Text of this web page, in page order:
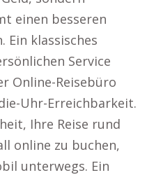
einen besseren
Ein klassisches
Service
Online-Reisebüro
Uhr-Erreichbarkeit.
Ihre Reise rund
online zu buchen,
unterwegs. Ein